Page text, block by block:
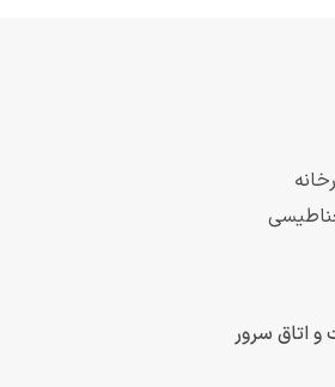
و اتاق سرور